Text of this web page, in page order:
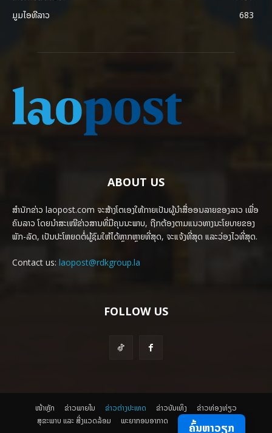
ມູມໄອທີລາວ
683
ABOUT US
ສຳນັກຂ່າວ laopost.com ຈະສ້າງໂຕເອງໃຫ້ກາຍເປັນຜູ້ນຳສື່ອອນລາຍຂອງລາວ ເພື່ອ
ຄົນລາວ ໂດຍນຳສະເໜີຂ່າວສານທີ່ມີຄຸນນະພາບ, ຖືກຕ້ອງຕາມແນວທາງນະໂຍບາຍຂອງ
ພັກ-ລັດ, ເປັນປະໂຫຍດຕໍ່ຜູ້ຊົມໃຫ້ໄດ້ຫຼາກຫຼາຍທີ່ສຸດ, ຈະແຈ້ງທີ່ສຸດ ແລະວ່ອງໄວທີ່ສຸດ.
Contact us: laopost@rdkgroup.la
FOLLOW US
ໜ້າຫຼັກ ຂ່າວພາຍ​ໃນ ຂ່າວຕ່າງປະເທດ ​ຂ່າວບັນເທິງ
​ຂ່າວທ່ອງທ່ຽວ
ສຸຂະພາບ ແລະ ສີ່ງແວດລ້ອມ
ພະຍາກອນອາກາດ ຄົ້ນຫາວຽກ